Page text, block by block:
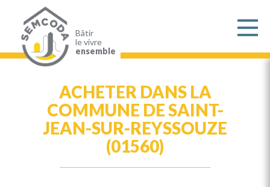
contenu
principal
Bâtir
le vivre
ensemble
ACHETER DANS LA
COMMUNE DE SAINT-
JEAN-SUR-REYSSOUZE
(01560)